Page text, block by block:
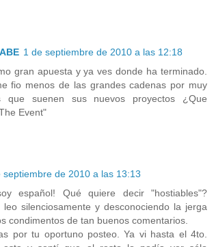
1 de septiembre de 2010 a las 12:18
gran apuesta y ya ves donde ha terminado.
fio menos de las grandes cadenas por muy
que suenen sus nuevos proyectos ¿Que
Event"
septiembre de 2010 a las 13:13
español! Qué quiere decir "hostiables"?
leo silenciosamente y desconociendo la jerga
condimentos de tan buenos comentarios.
por tu oportuno posteo. Ya vi hasta el 4to.